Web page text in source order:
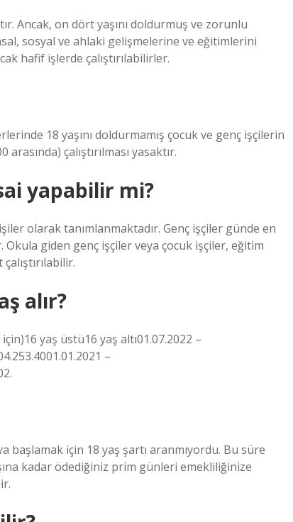
Ancak, on dört yaşını doldurmuş ve zorunlu
sosyal ve ahlaki gelişmelerine ve eğitimlerini
hafif işlerde çalıştırılabilirler.
18 yaşını doldurmamış çocuk ve genç işçilerin
çalıştırılması yasaktır.
yapabilir mi?
olarak tanımlanmaktadır. Genç işçiler günde en
Okula giden genç işçiler veya çocuk işçiler, eğitim
alır?
yaş üstü16 yaş altı01.07.2022 –
–
başlamak için 18 yaş şartı aranmıyordu. Bu süre
kadar ödediğiniz prim günleri emekliliğinize